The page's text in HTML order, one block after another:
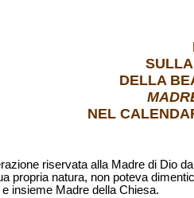
DELLA
NEL
riservata alla Madre di Dio
propria natura, non poteva
insieme Madre della Chiesa.